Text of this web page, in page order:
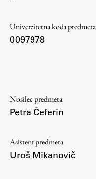
Osebni portal FIORI
Spletni arhiv DEPO
Predstavitev študija
Urniki
Univerzitetna koda predmeta
0097978
Nosilec predmeta
Petra Čeferin
Asistent predmeta
Uroš Mikanovič